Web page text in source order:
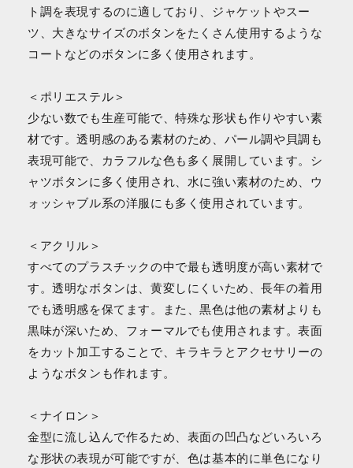
ト調を表現するのに適しており、ジャケットやスー
ツ、大きなサイズのボタンをたくさん使用するような
コートなどのボタンに多く使用されます。
＜ポリエステル＞
少ない数でも生産可能で、特殊な形状も作りやすい素
材です。透明感のある素材のため、パール調や貝調も
表現可能で、カラフルな色も多く展開しています。シ
ャツボタンに多く使用され、水に強い素材のため、ウ
ォッシャブル系の洋服にも多く使用されています。
＜アクリル＞
すべてのプラスチックの中で最も透明度が高い素材で
す。透明なボタンは、黄変しにくいため、長年の着用
でも透明感を保てます。また、黒色は他の素材よりも
黒味が深いため、フォーマルでも使用されます。表面
をカット加工することで、キラキラとアクセサリーの
ようなボタンも作れます。
＜ナイロン＞
金型に流し込んで作るため、表面の凹凸などいろいろ
な形状の表現が可能ですが、色は基本的に単色になり